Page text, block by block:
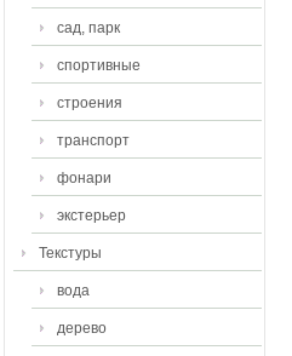
сад, парк
спортивные
строения
транспорт
фонари
экстерьер
Текстуры
вода
дерево